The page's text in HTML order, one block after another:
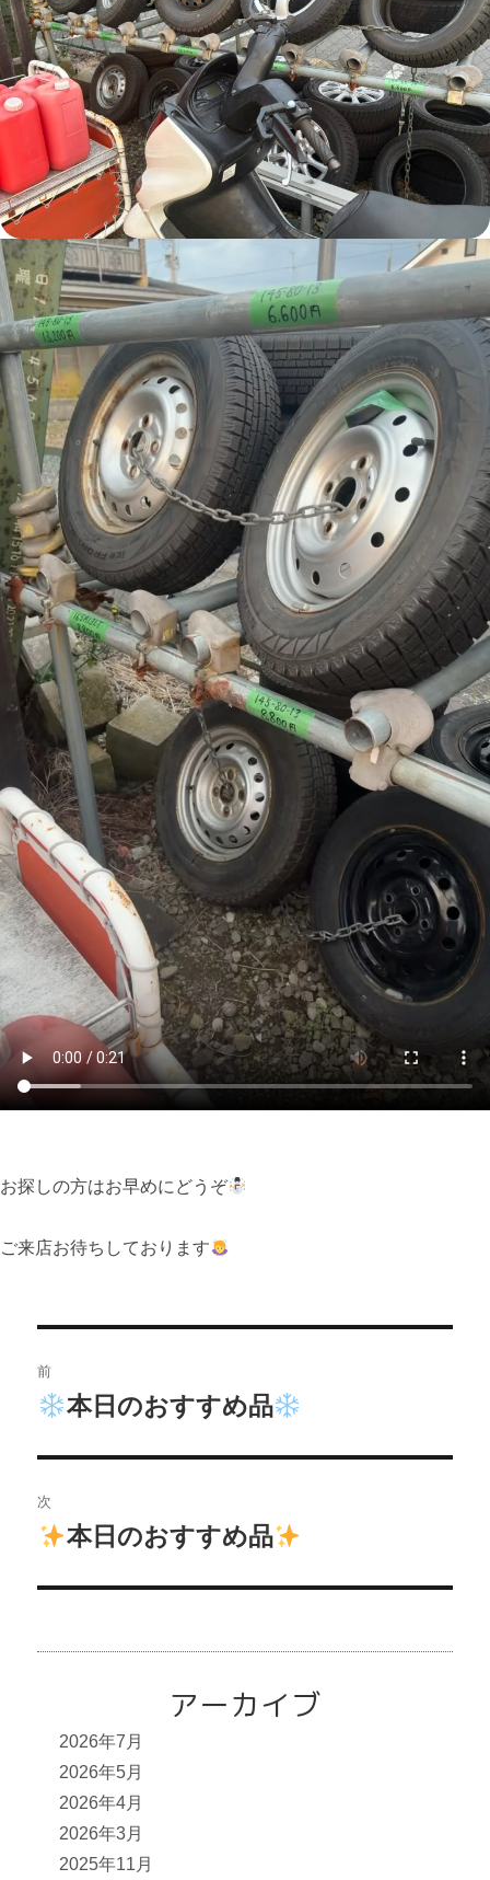
お探しの方はお早めにどうぞ
ご来店お待ちしております
稿
ゲ
ョ
前
前
投
稿:
本日のおすすめ品
次
次
投
本日のおすすめ品
アーカイブ
2026年7月
2026年5月
2026年4月
2026年3月
2025年11月